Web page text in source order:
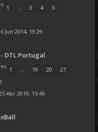
1 ... 3 4
5
Jun 2014, 19:29
DTL Portugal
1 ... 19 20
21
Abr 2019, 15:46